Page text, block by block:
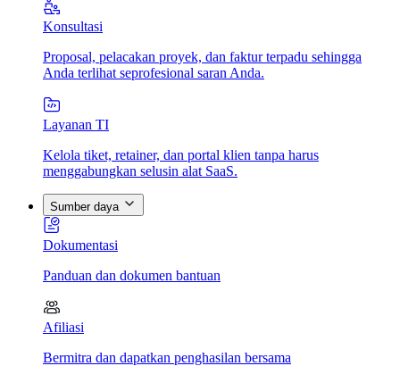
Konsultasi
Proposal, pelacakan proyek, dan faktur terpadu sehingga
Anda terlihat seprofesional saran Anda.
Layanan TI
Kelola tiket, retainer, dan portal klien tanpa harus
menggabungkan selusin alat SaaS.
Sumber daya
Dokumentasi
Panduan dan dokumen bantuan
Afiliasi
Bermitra dan dapatkan penghasilan bersama